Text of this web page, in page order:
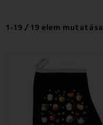
1-19 / 19 elem mutatása